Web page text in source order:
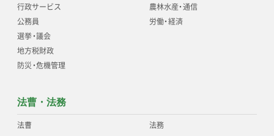
行政サービス
公務員
選挙・議会
地方税財政
防災・危機管理
農林水産・通信
労働・経済
法曹・法務
法曹 法務